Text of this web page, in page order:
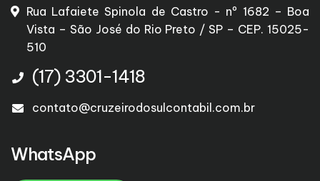
Rua Lafaiete Spinola de Castro - nº 1682 – Boa
Vista – São José do Rio Preto / SP – CEP. 15025-
510
(17) 3301-1418
contato@cruzeirodosulcontabil.com.br
WhatsApp